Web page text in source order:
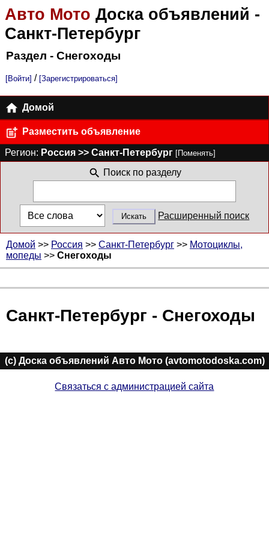
Авто Мото Доска объявлений -
Санкт-Петербург
Раздел - Снегоходы
[Войти] / [Зарегистрироваться]
Домой
Разместить объявление
Регион: Россия >> Санкт-Петербург [Поменять]
Поиск по разделу
Расширенный поиск
Домой >> Россия >> Санкт-Петербург >> Мотоциклы,
мопеды >> Снегоходы
Санкт-Петербург - Снегоходы
(c) Доска объявлений Авто Мото (avtomotodoska.com)
Связаться с администрацией сайта